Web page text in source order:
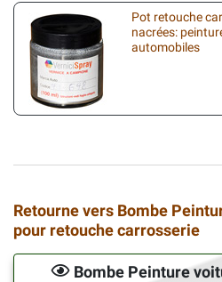
Pot retouche
nacrées:
automobiles
Retourne vers Bombe
pour retouche carrosserie
Bombe Peinture